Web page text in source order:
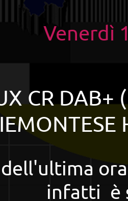
Venerdì
CR DAB+
infatti è